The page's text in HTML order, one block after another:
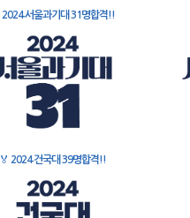
2024 서울과기대 31명합격!!
🏅 2024 건국대 39명합격!!